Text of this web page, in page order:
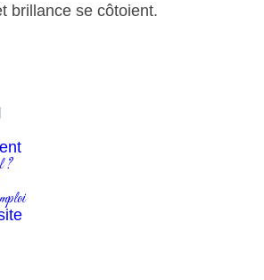
brillance se côtoient.
?